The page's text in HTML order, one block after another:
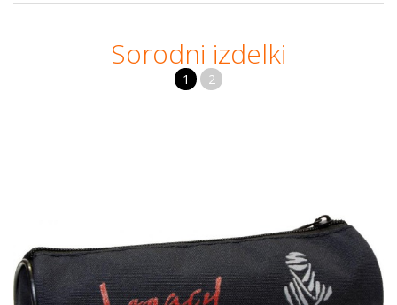
Sorodni izdelki
1 2